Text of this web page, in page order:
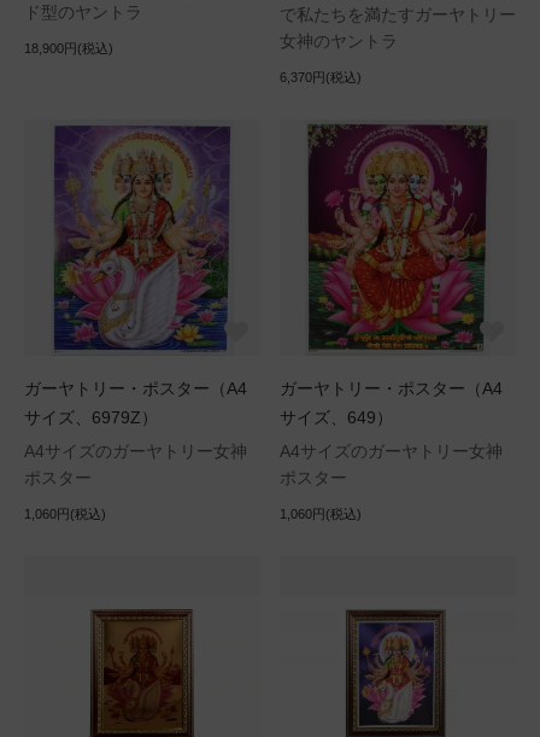
ド型のヤントラ
18,900円(税込)
で私たちを満たすガーヤトリー
女神のヤントラ
6,370円(税込)
ガーヤトリー・ポスター（A4
サイズ、6979Z）
A4サイズのガーヤトリー女神
ポスター
1,060円(税込)
ガーヤトリー・ポスター（A4
サイズ、649）
A4サイズのガーヤトリー女神
ポスター
1,060円(税込)